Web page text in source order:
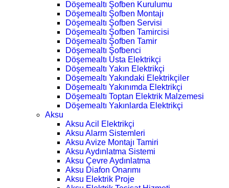
Döşemealtı Şofben Kurulumu
Döşemealtı Şofben Montajı
Döşemealtı Şofben Servisi
Döşemealtı Şofben Tamircisi
Döşemealtı Şofben Tamir
Döşemealtı Şofbenci
Döşemealtı Usta Elektrikçi
Döşemealtı Yakın Elektrikçi
Döşemealtı Yakındaki Elektrikçiler
Döşemealtı Yakınımda Elektrikçi
Döşemealtı Toptan Elektrik Malzemesi
Döşemealtı Yakınlarda Elektrikçi
Aksu
Aksu Acil Elektrikçi
Aksu Alarm Sistemleri
Aksu Avize Montajı Tamiri
Aksu Aydınlatma Sistemi
Aksu Çevre Aydınlatma
Aksu Diafon Onarımı
Aksu Elektrik Proje